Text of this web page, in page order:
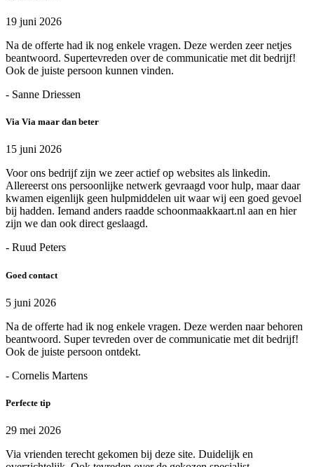
19 juni 2026
Na de offerte had ik nog enkele vragen. Deze werden zeer netjes
beantwoord. Supertevreden over de communicatie met dit bedrijf!
Ook de juiste persoon kunnen vinden.
- Sanne Driessen
Via Via maar dan beter
15 juni 2026
Voor ons bedrijf zijn we zeer actief op websites als linkedin.
Allereerst ons persoonlijke netwerk gevraagd voor hulp, maar daar
kwamen eigenlijk geen hulpmiddelen uit waar wij een goed gevoel
bij hadden. Iemand anders raadde schoonmaakkaart.nl aan en hier
zijn we dan ook direct geslaagd.
- Ruud Peters
Goed contact
5 juni 2026
Na de offerte had ik nog enkele vragen. Deze werden naar behoren
beantwoord. Super tevreden over de communicatie met dit bedrijf!
Ook de juiste persoon ontdekt.
- Cornelis Martens
Perfecte tip
29 mei 2026
Via vrienden terecht gekomen bij deze site. Duidelijk en